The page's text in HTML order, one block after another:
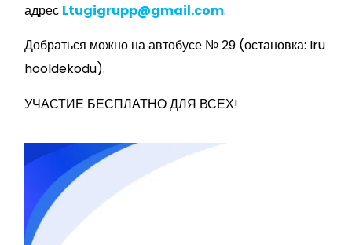
адрес Ltugigrupp@gmail.com.
Добраться можно на автобусе № 29 (остановка: Iru
hooldekodu).
УЧАСТИЕ БЕСПЛАТНО ДЛЯ ВСЕХ!